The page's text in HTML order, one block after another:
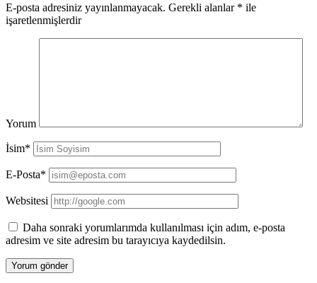
E-posta adresiniz yayınlanmayacak. Gerekli alanlar * ile
işaretlenmişlerdir
Yorum
İsim*
E-Posta*
Websitesi
Daha sonraki yorumlarımda kullanılması için adım, e-posta
adresim ve site adresim bu tarayıcıya kaydedilsin.